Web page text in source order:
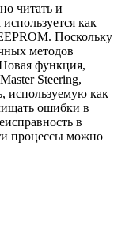
читать и
как
Поскольку
методов
функция,
Steering,
используемую как
ошибки в
в
процессы можно